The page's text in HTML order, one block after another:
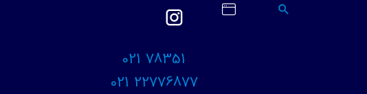
021 78351
021 22776877